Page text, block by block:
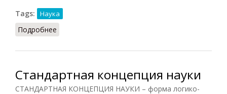
Tags: Наука
Подробнее
Стандартная концепция науки
СТАНДАРТНАЯ КОНЦЕПЦИЯ НАУКИ – форма логико-